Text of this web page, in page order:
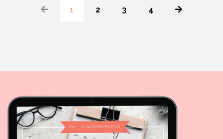
1 2 3 4